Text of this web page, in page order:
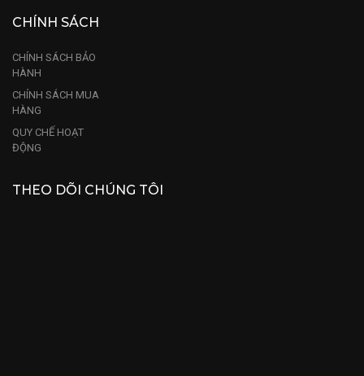
CHÍNH SÁCH
CHÍNH SÁCH BẢO
HÀNH
CHÍNH SÁCH MUA
HÀNG
QUY CHẾ HOẠT
ĐỘNG
THEO DÕI CHÚNG TÔI